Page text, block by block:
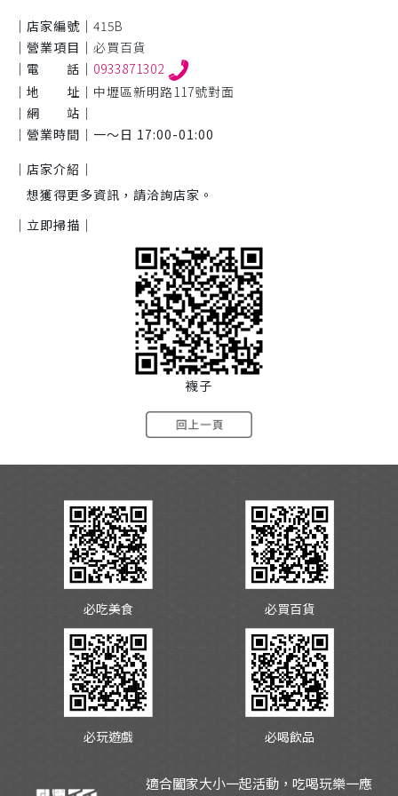
｜店家編號｜ 415B
｜營業項目｜ 必買百貨
｜電 話｜ 0933871302
｜地 址｜ 中壢區新明路117號對面
｜網 站｜
｜營業時間｜ 一～日 17:00-01:00
｜店家介紹｜
想獲得更多資訊，請洽詢店家。
｜立即掃描｜
襪子
必吃美食 必買百貨
必玩遊戲 必喝飲品
適合闔家大小一起活動，吃喝玩樂一應